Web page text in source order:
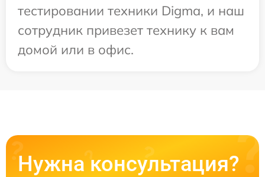
тестировании техники Digma, и наш
сотрудник привезет технику к вам
домой или в офис.
Нужна консультация?